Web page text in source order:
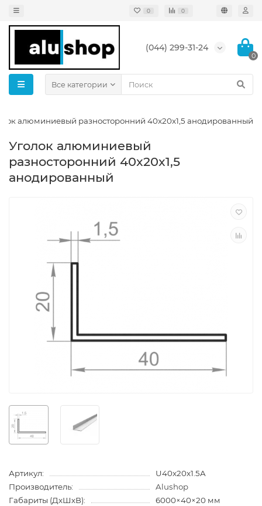
0 0
(044) 299-31-24
0
Все категории
алюминиевый разносторонний 40x20x1,5 анодированный
Уголок алюминиевый
разносторонний 40x20x1,5
анодированный
Артикул:
U40x20x1.5A
Производитель:
Alushop
Габариты (ДхШхВ):
6000×40×20 мм